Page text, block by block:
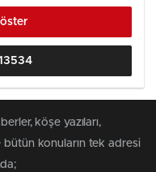
köşe yazıları,
konuların tek adresi